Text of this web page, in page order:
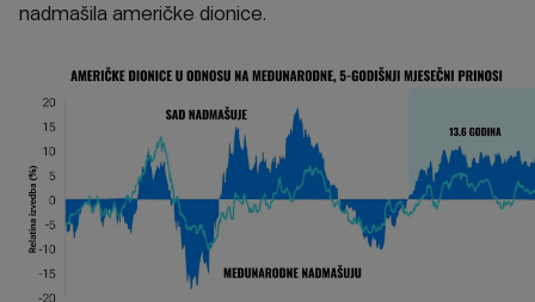
nadmašila američke dionice.